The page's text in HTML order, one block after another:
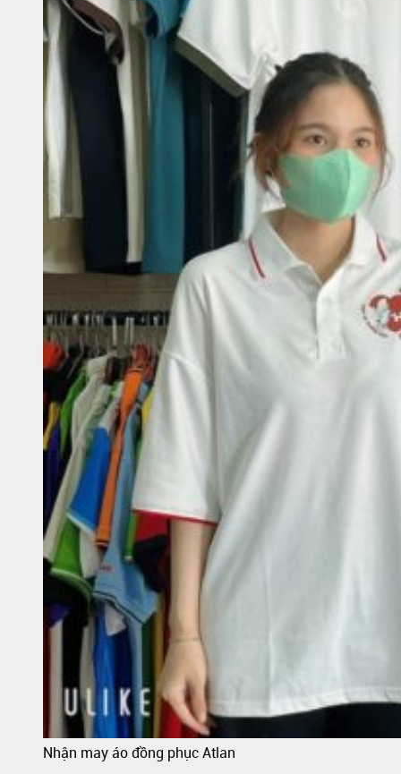
Chưa có sản phẩm trong giỏ hàng.
Nhận may áo đồng phục Atlan